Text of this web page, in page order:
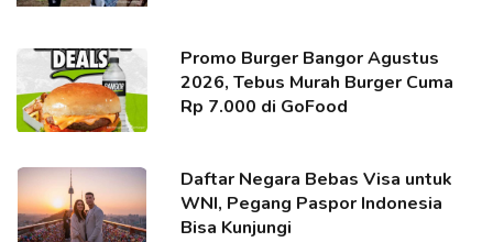
Promo Burger Bangor Agustus
2026, Tebus Murah Burger Cuma
Rp 7.000 di GoFood
Daftar Negara Bebas Visa untuk
WNI, Pegang Paspor Indonesia
Bisa Kunjungi